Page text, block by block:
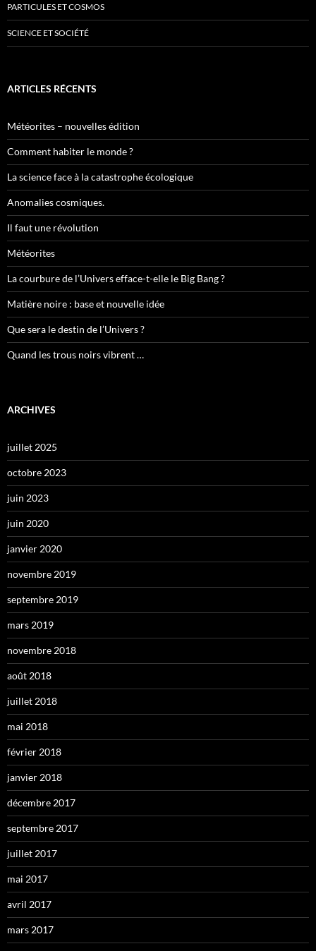
PARTICULES ET COSMOS
SCIENCE ET SOCIÉTÉ
ARTICLES RÉCENTS
Météorites – nouvelles édition
Comment habiter le monde ?
La science face à la catastrophe écologique
Anomalies cosmiques.
Il faut une révolution
Météorites
La courbure de l’Univers efface-t-elle le Big Bang ?
Matière noire : base et nouvelle idée
Que sera le destin de l’Univers ?
Quand les trous noirs vibrent …
ARCHIVES
juillet 2025
octobre 2023
juin 2023
juin 2020
janvier 2020
novembre 2019
septembre 2019
mars 2019
novembre 2018
août 2018
juillet 2018
mai 2018
février 2018
janvier 2018
décembre 2017
septembre 2017
juillet 2017
mai 2017
avril 2017
mars 2017